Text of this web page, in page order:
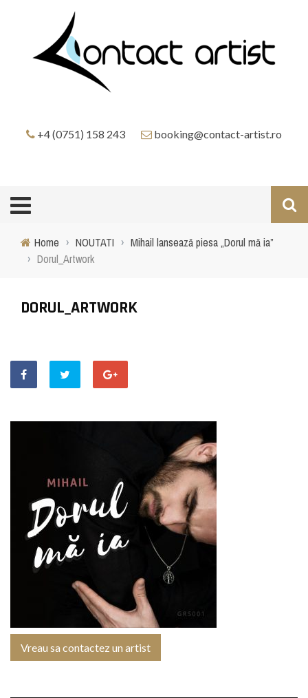
+4 (0751) 158 243 booking@contact-artist.ro
Home › NOUTATI › Mihail lansează piesa „Dorul mă ia”
› Dorul_Artwork
DORUL_ARTWORK
Vreau sa contactez un artist